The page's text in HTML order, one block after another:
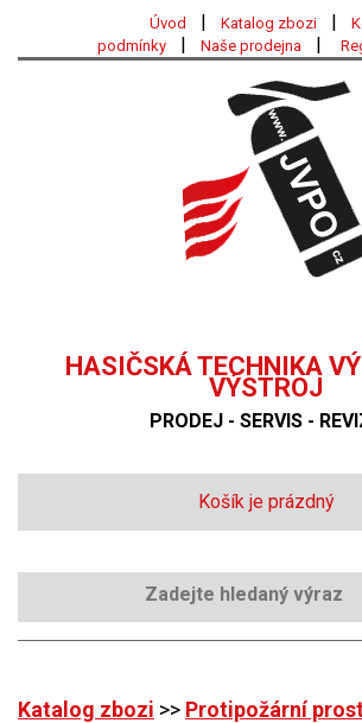
Úvod | Katalog zbozi |
podmínky
| Naše prodejna |
HASIČSKÁ TECHNIKA
VÝSTROJ
PRODEJ - SERVIS -
Košík je prázdný
Katalog zbozi >> Protipožární